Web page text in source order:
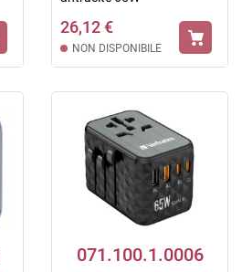
26,12 €
NON DISPONIBILE
071.100.1.0006